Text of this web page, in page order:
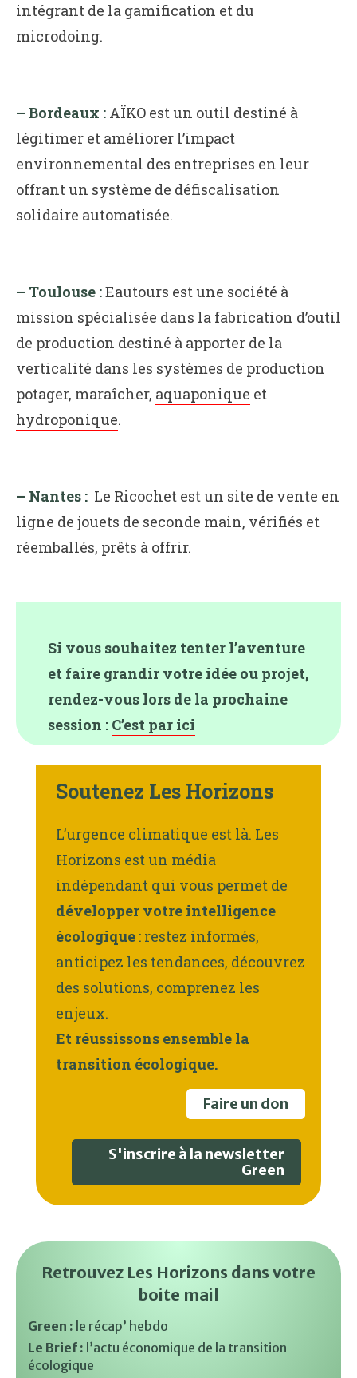
intégrant de la gamification et du
microdoing.
– Bordeaux : AÏKO est un outil destiné à
légitimer et améliorer l’impact
environnemental des entreprises en leur
offrant un système de défiscalisation
solidaire automatisée.
– Toulouse :Eautours est une société à
mission spécialisée dans la fabrication d’outil
de production destiné à apporter de la
verticalité dans les systèmes de production
potager, maraîcher, aquaponique et
hydroponique.
– Nantes : Le Ricochet est un site de vente en
ligne de jouets de seconde main, vérifiés et
réemballés, prêts à offrir.
Si vous souhaitez tenter l’aventure
et faire grandir votre idée ou projet,
rendez-vous lors de la prochaine
session : C’est par ici
Soutenez Les Horizons
L’urgence climatique est là. Les
Horizons est un média
indépendant qui vous permet de
développer votre intelligence
écologique : restez informés,
anticipez les tendances, découvrez
des solutions, comprenez les
enjeux.
Et réussissons ensemble la
transition écologique.
Faire un don
S'inscrire à la newsletter
Green
Retrouvez Les Horizons dans votre
boite mail
Green : le récap’ hebdo
Le Brief : l’actu économique de la transition
écologique